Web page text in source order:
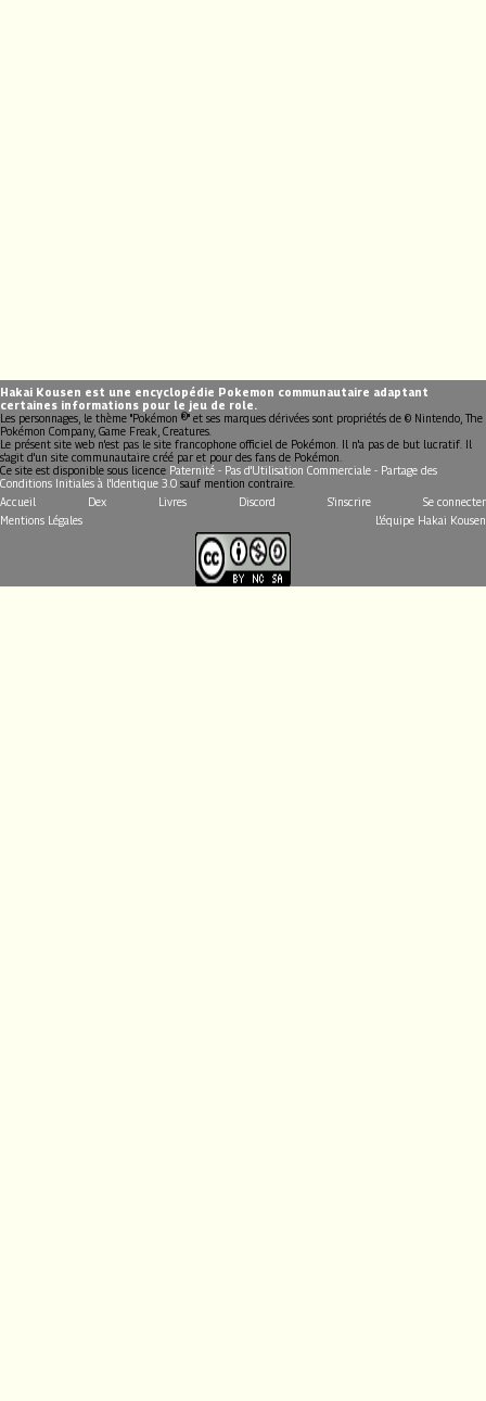
Hakai Kousen est une encyclopédie Pokemon communautaire adaptant
certaines informations pour le jeu de role.
Les personnages, le thème "Pokémon ®" et ses marques dérivées sont propriétés de © Nintendo, The
Pokémon Company, Game Freak, Creatures.
Le présent site web n'est pas le site francophone officiel de Pokémon. Il n'a pas de but lucratif. Il
s'agit d'un site communautaire créé par et pour des fans de Pokémon.
Ce site est disponible sous licence Paternité - Pas d'Utilisation Commerciale - Partage des
Conditions Initiales à l'Identique 3.0 sauf mention contraire.
Accueil
Dex Livres Discord S'inscrire
Se connecter
Mentions Légales
L'équipe Hakai Kousen